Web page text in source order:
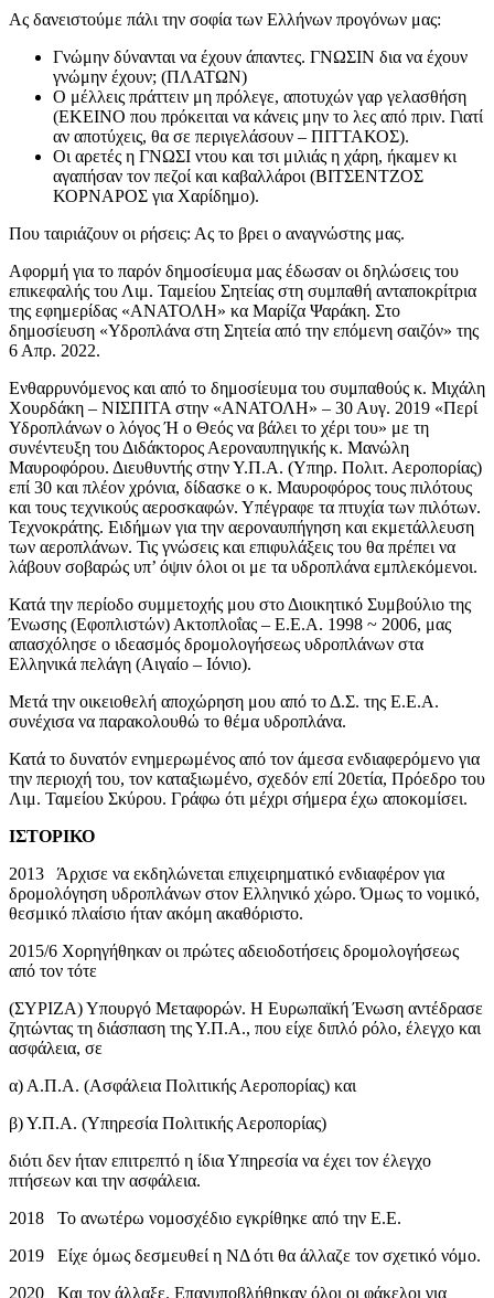
Ας δανειστούμε πάλι την σοφία των Ελλήνων προγόνων μας:
Γνώμην δύνανται να έχουν άπαντες. ΓΝΩΣΙΝ δια να έχουν
γνώμην έχουν; (ΠΛΑΤΩΝ)
Ο μέλλεις πράττειν μη πρόλεγε, αποτυχών γαρ γελασθήση
(ΕΚΕΙΝΟ που πρόκειται να κάνεις μην το λες από πριν. Γιατί
αν αποτύχεις, θα σε περιγελάσουν – ΠΙΤΤΑΚΟΣ).
Οι αρετές η ΓΝΩΣΙ ντου και τσι μιλιάς η χάρη, ήκαμεν κι
αγαπήσαν τον πεζοί και καβαλλάροι (ΒΙΤΣΕΝΤΖΟΣ
ΚΟΡΝΑΡΟΣ για Χαρίδημο).
Που ταιριάζουν οι ρήσεις: Ας το βρει ο αναγνώστης μας.
Αφορμή για το παρόν δημοσίευμα μας έδωσαν οι δηλώσεις του
επικεφαλής του Λιμ. Ταμείου Σητείας στη συμπαθή ανταποκρίτρια
της εφημερίδας «ΑΝΑΤΟΛΗ» κα Μαρίζα Ψαράκη. Στο
δημοσίευση «Υδροπλάνα στη Σητεία από την επόμενη σαιζόν» της
6 Απρ. 2022.
Ενθαρρυνόμενος και από το δημοσίευμα του συμπαθούς κ. Μιχάλη
Χουρδάκη – ΝΙΣΠΙΤΑ στην «ΑΝΑΤΟΛΗ» – 30 Αυγ. 2019 «Περί
Υδροπλάνων ο λόγος Ή ο Θεός να βάλει το χέρι του» με τη
συνέντευξη του Διδάκτορος Αεροναυπηγικής κ. Μανώλη
Μαυροφόρου. Διευθυντής στην Υ.Π.Α. (Υπηρ. Πολιτ. Αεροπορίας)
επί 30 και πλέον χρόνια, δίδασκε ο κ. Μαυροφόρος τους πιλότους
και τους τεχνικούς αεροσκαφών. Υπέγραφε τα πτυχία των πιλότων.
Τεχνοκράτης. Ειδήμων για την αεροναυπήγηση και εκμετάλλευση
των αεροπλάνων. Τις γνώσεις και επιφυλάξεις του θα πρέπει να
λάβουν σοβαρώς υπ’ όψιν όλοι οι με τα υδροπλάνα εμπλεκόμενοι.
Κατά την περίοδο συμμετοχής μου στο Διοικητικό Συμβούλιο της
Ένωσης (Εφοπλιστών) Ακτοπλοΐας – Ε.Ε.Α. 1998 ~ 2006, μας
απασχόλησε ο ιδεασμός δρομολογήσεως υδροπλάνων στα
Ελληνικά πελάγη (Αιγαίο – Ιόνιο).
Μετά την οικειοθελή αποχώρηση μου από το Δ.Σ. της Ε.Ε.Α.
συνέχισα να παρακολουθώ το θέμα υδροπλάνα.
Κατά το δυνατόν ενημερωμένος από τον άμεσα ενδιαφερόμενο για
την περιοχή του, τον καταξιωμένο, σχεδόν επί 20ετία, Πρόεδρο του
Λιμ. Ταμείου Σκύρου. Γράφω ότι μέχρι σήμερα έχω αποκομίσει.
ΙΣΤΟΡΙΚΟ
2013 Άρχισε να εκδηλώνεται επιχειρηματικό ενδιαφέρον για
δρομολόγηση υδροπλάνων στον Ελληνικό χώρο. Όμως το νομικό,
θεσμικό πλαίσιο ήταν ακόμη ακαθόριστο.
2015/6 Χορηγήθηκαν οι πρώτες αδειοδοτήσεις δρομολογήσεως
από τον τότε
(ΣΥΡΙΖΑ) Υπουργό Μεταφορών. Η Ευρωπαϊκή Ένωση αντέδρασε
ζητώντας τη διάσπαση της Υ.Π.Α., που είχε διπλό ρόλο, έλεγχο και
ασφάλεια, σε
α) Α.Π.Α. (Ασφάλεια Πολιτικής Αεροπορίας) και
β) Υ.Π.Α. (Υπηρεσία Πολιτικής Αεροπορίας)
διότι δεν ήταν επιτρεπτό η ίδια Υπηρεσία να έχει τον έλεγχο
πτήσεων και την ασφάλεια.
2018 Το ανωτέρω νομοσχέδιο εγκρίθηκε από την Ε.Ε.
2019 Είχε όμως δεσμευθεί η ΝΔ ότι θα άλλαζε τον σχετικό νόμο.
2020 Και τον άλλαξε. Επανυποβλήθηκαν όλοι οι φάκελοι για